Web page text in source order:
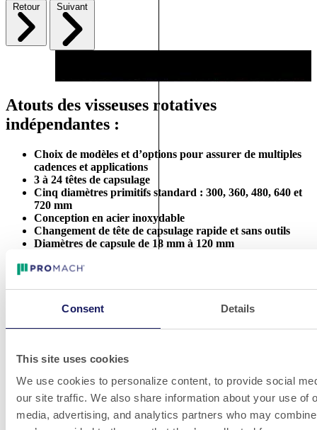
Consent Details
This site uses cookies
We use cookies to personalize content, to provide social
our site traffic. We also share information about your use of
media, advertising, and analytics partners who may
Retour Suivant
Atouts des visseuses rotatives
indépendantes :
Choix de modèles et d’options pour assurer de multiples
cadences et applications
3 à 24 têtes de capsulage
Cinq diamètres primitifs standard : 300, 360, 480, 640 et
720 mm
Conception en acier inoxydable
Changement de tête de capsulage rapide et sans outils
Diamètres de capsule de 18 mm à 120 mm
personnalisé
Notre série de têtes de vissage répond aux besoins les plus